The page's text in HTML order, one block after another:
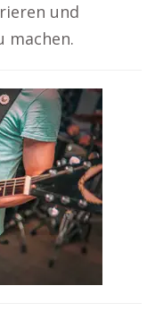
und
machen.